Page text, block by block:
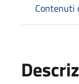
Contenuti